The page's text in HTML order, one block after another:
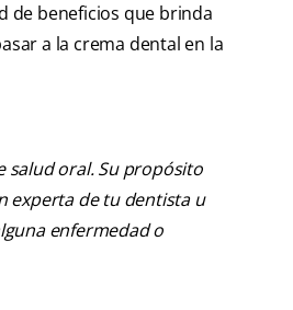
de beneficios que brinda
a la crema dental en la
salud oral. Su propósito
experta de tu dentista u
enfermedad o